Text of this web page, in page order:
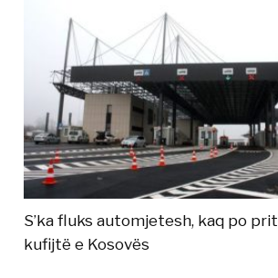
S’ka fluks automjetesh, kaq po
kufijtë e Kosovës